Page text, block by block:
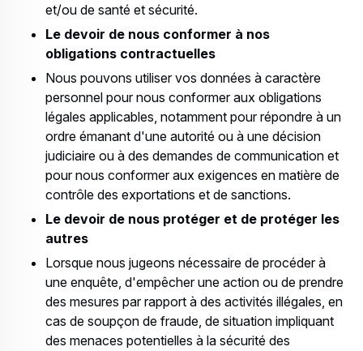
et/ou de santé et sécurité.
Le devoir de nous conformer à nos
obligations contractuelles
Nous pouvons utiliser vos données à caractère
personnel pour nous conformer aux obligations
légales applicables, notamment pour répondre à un
ordre émanant d'une autorité ou à une décision
judiciaire ou à des demandes de communication et
pour nous conformer aux exigences en matière de
contrôle des exportations et de sanctions.
Le devoir de nous protéger et de protéger les
autres
Lorsque nous jugeons nécessaire de procéder à
une enquête, d'empêcher une action ou de prendre
des mesures par rapport à des activités illégales, en
cas de soupçon de fraude, de situation impliquant
des menaces potentielles à la sécurité des